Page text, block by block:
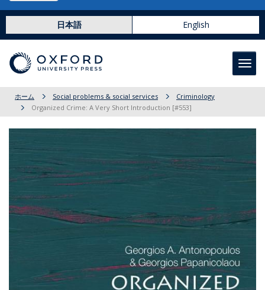
日本語 English
ホーム Social problems & social services
Criminology
Organized Crime: A Very Short Introduction [#553]